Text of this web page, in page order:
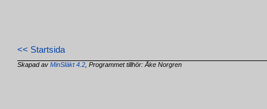
<< Startsida
Skapad avMinSläkt 4.2 , Programmet tillhör: Åke Norgren